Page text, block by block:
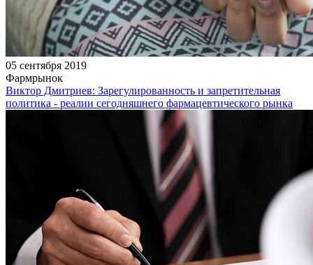
05 сентября 2019
Фармрынок
Виктор Дмитриев: Зарегулированность и запретительная
политика - реалии сегодняшнего фармацевтического рынка